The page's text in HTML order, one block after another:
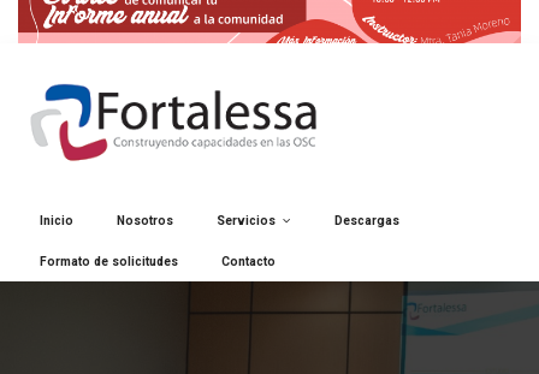
Inicio Nosotros Servicios Descargas
Formato de solicitudes Contacto